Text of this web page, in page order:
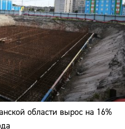
области вырос на 16%